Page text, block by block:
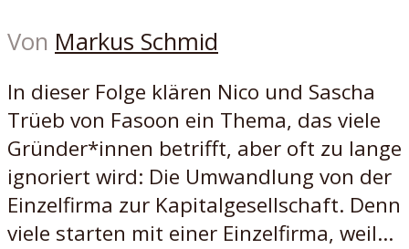
Von Markus Schmid
In dieser Folge klären Nico und Sascha
Trüeb von Fasoon ein Thema, das viele
Gründer*innen betrifft, aber oft zu lange
ignoriert wird: Die Umwandlung von der
Einzelfirma zur Kapitalgesellschaft. Denn
viele starten mit einer Einzelfirma, weil...